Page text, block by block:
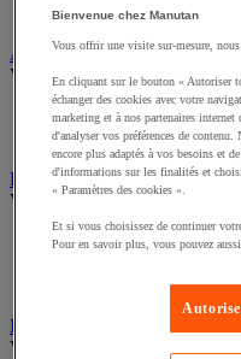
Poubelle de tri et
Appareil et produit
Voir toute la catégorie
Désinsectiseur et
Insecticide pour
Essuyage industriel
Voir toute la catégorie
Distributeur
Chiffons textile et non-
Essuie-mains et distributeur
Voir toute la catégorie
Bienvenue chez Manutan
Vous offrir une visite sur-mesure,
En cliquant sur le bouton « Autoriser
échanger des cookies avec votre
marketing et à nos partenaires internet
d'analyser vos préférences de
encore plus adaptés à vos besoins et
d'informations sur les finalités et
« Paramètres des cookies ».
Et si vous choisissez de continuer
Pour en savoir plus, vous pouvez